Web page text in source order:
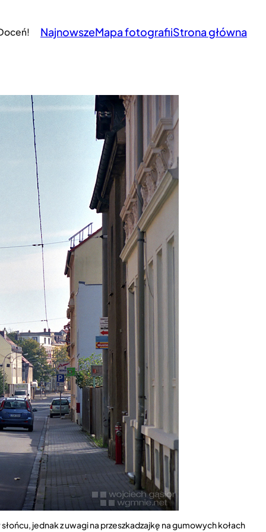
NajnowszeMapa fotografiiStrona główna
jednak z uwagi na przeszkadzajkę na gumowych kołach